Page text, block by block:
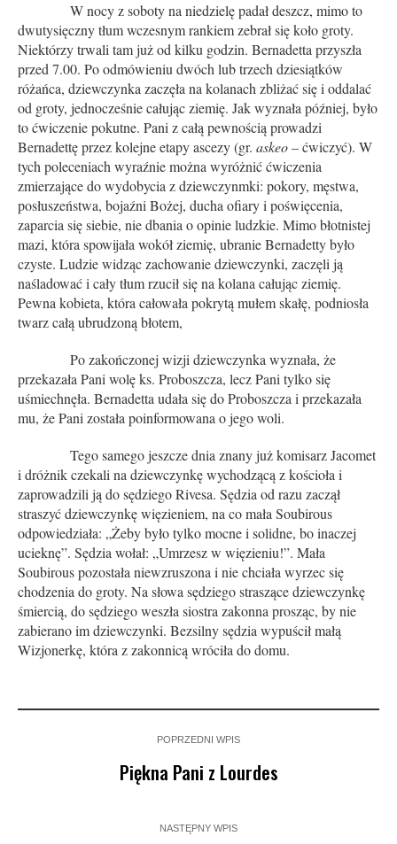
W nocy z soboty na niedzielę padał deszcz, mimo to
dwutysięczny tłum wczesnym rankiem zebrał się koło groty.
Niektórzy trwali tam już od kilku godzin. Bernadetta przyszła
przed 7.00. Po odmówieniu dwóch lub trzech dziesiątków
różańca, dziewczynka zaczęła na kolanach zbliżać się i oddalać
od groty, jednocześnie całując ziemię. Jak wyznała później, było
to ćwiczenie pokutne. Pani z całą pewnością prowadzi
Bernadettę przez kolejne etapy ascezy (gr. askeo– ćwiczyć). W
tych poleceniach wyraźnie można wyróżnić ćwiczenia
zmierzające do wydobycia z dziewczynmki: pokory, męstwa,
posłuszeństwa, bojaźni Bożej, ducha ofiary i poświęcenia,
zaparcia się siebie, nie dbania o opinie ludzkie. Mimo błotnistej
mazi, która spowijała wokół ziemię, ubranie Bernadetty było
czyste. Ludzie widząc zachowanie dziewczynki, zaczęli ją
naśladować i cały tłum rzucił się na kolana całując ziemię.
Pewna kobieta, która całowała pokrytą mułem skałę, podniosła
twarz całą ubrudzoną błotem,
Po zakończonej wizji dziewczynka wyznała, że
przekazała Pani wolę ks. Proboszcza, lecz Pani tylko się
uśmiechnęła. Bernadetta udała się do Proboszcza i przekazała
mu, że Pani została poinformowana o jego woli.
Tego samego jeszcze dnia znany już komisarz Jacomet
i dróżnik czekali na dziewczynkę wychodzącą z kościoła i
zaprowadzili ją do sędziego Rivesa. Sędzia od razu zaczął
straszyć dziewczynkę więzieniem, na co mała Soubirous
odpowiedziała: „Żeby było tylko mocne i solidne, bo inaczej
ucieknę”. Sędzia wołał: „Umrzesz w więzieniu!”. Mała
Soubirous pozostała niewzruszona i nie chciała wyrzec się
chodzenia do groty. Na słowa sędziego straszące dziewczynkę
śmiercią, do sędziego weszła siostra zakonna prosząc, by nie
zabierano im dziewczynki. Bezsilny sędzia wypuścił małą
Wizjonerkę, która z zakonnicą wróciła do domu.
POPRZEDNI WPIS
Piękna Pani z Lourdes
NASTĘPNY WPIS